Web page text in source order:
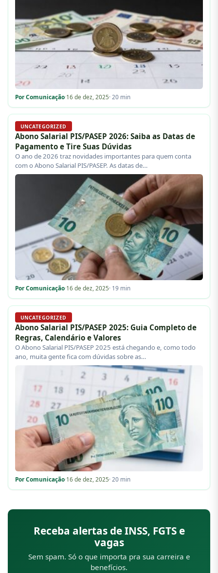
Por Comunicação·16 de dez, 2025· 20 min
UNCATEGORIZED
Abono Salarial PIS/PASEP 2026: Saiba as Datas de
Pagamento e Tire Suas Dúvidas
O ano de 2026 traz novidades importantes para quem conta
com o Abono Salarial PIS/PASEP. As datas de…
Por Comunicação·16 de dez, 2025· 19 min
UNCATEGORIZED
Abono Salarial PIS/PASEP 2025: Guia Completo de
Regras, Calendário e Valores
O Abono Salarial PIS/PASEP 2025 está chegando e, como todo
ano, muita gente fica com dúvidas sobre as…
Por Comunicação·16 de dez, 2025· 20 min
Receba alertas de INSS, FGTS e
vagas
Sem spam. Só o que importa pra sua carreira e
benefícios.